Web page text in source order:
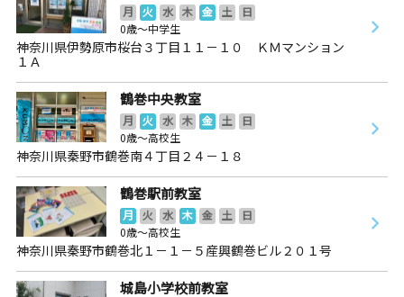
月 火 水 木 金 土
日
0歳～中学生
神奈川県伊勢原市桜台３丁目１１－１０ ＫＭマンション
１Ａ
鶴巻中央教室
月 火 水 木 金 土
日
0歳～高校生
神奈川県秦野市鶴巻南４丁目２４－１８
鶴巻駅前教室
月 火 水 木 金 土
日
0歳～高校生
神奈川県秦野市鶴巻北１－１－５産興鶴巻ビル２０１号
城島小学校前教室